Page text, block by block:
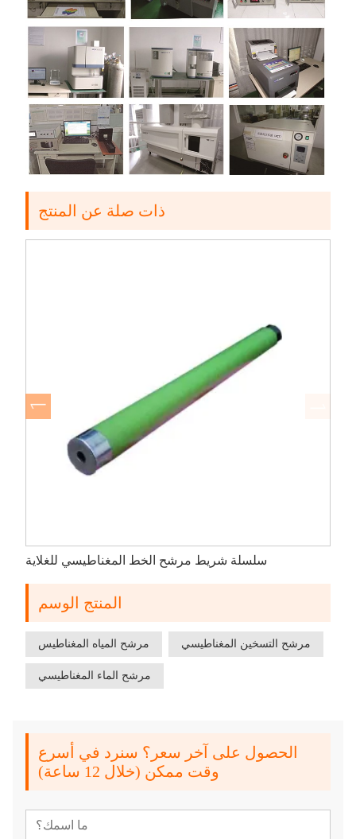
ذات صلة عن المنتج
سلسلة شريط مرشح الخط المغناطيسي للغلاية
المنتج الوسم
مرشح المياه المغناطيس مرشح التسخين المغناطيسي
مرشح الماء المغناطيسي
الحصول على آخر سعر؟ سنرد في أسرع
وقت ممكن (خلال 12 ساعة)